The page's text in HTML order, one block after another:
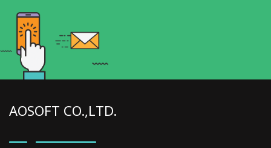
AOSOFT CO.,LTD.